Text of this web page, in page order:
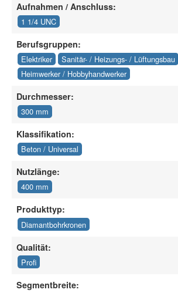
Aufnahmen / Anschluss:
1 1/4 UNC
Berufsgruppen:
Elektriker
Sanitär- / Heizungs- / Lüftungsbau
Heimwerker / Hobbyhandwerker
Durchmesser:
300 mm
Klassifikation:
Beton / Universal
Nutzlänge:
400 mm
Produkttyp:
Diamantbohrkronen
Qualität:
Profi
Segmentbreite: